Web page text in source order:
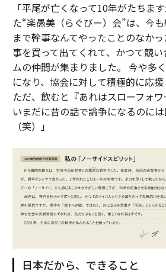
「平尾が亡くなって10年がたちま
た“楽愚美（らぐびー）会”は、今
まで幹事なんてやったことのなか
事を買って出てくれて、かつて競
ムの仲間が集まりました。 今や多
になり、協会に対して積極的に応援
ただ、飲むと『あれはスローフォワ
いまだに昔の話で論争になるのに
（笑）」
日本だから、できること